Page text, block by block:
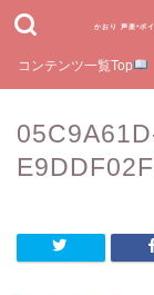
かおり 声楽•ボ
コンテンツ一覧Top